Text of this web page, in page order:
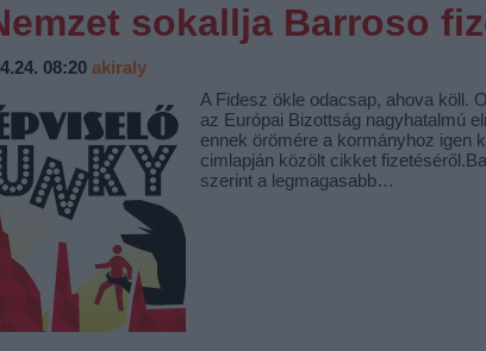
sokallja Barroso
08:20 akiraly
A Fidesz ökle odacsap, ahova köll.
az Európai Bizottság nagyhatalmú
ennek örömére a kormányhoz igen
cimlapján közölt cikket
szerint a legmagasabb…